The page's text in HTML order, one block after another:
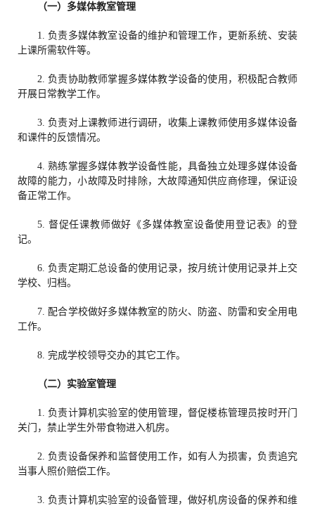
（一）多媒体教室管理
1. 负责多媒体教室设备的维护和管理工作，更新系统、安装
上课所需软件等。
2. 负责协助教师掌握多媒体教学设备的使用，积极配合教师
开展日常教学工作。
3. 负责对上课教师进行调研，收集上课教师使用多媒体设备
和课件的反馈情况。
4. 熟练掌握多媒体教学设备性能，具备独立处理多媒体设备
故障的能力，小故障及时排除，大故障通知供应商修理，保证设
备正常工作。
5. 督促任课教师做好《多媒体教室设备使用登记表》的登
记。
6. 负责定期汇总设备的使用记录，按月统计使用记录并上交
学校、归档。
7. 配合学校做好多媒体教室的防火、防盗、防雷和安全用电
工作。
8. 完成学校领导交办的其它工作。
（二）实验室管理
1. 负责计算机实验室的使用管理，督促楼栋管理员按时开门
关门，禁止学生外带食物进入机房。
2. 负责设备保养和监督使用工作，如有人为损害，负责追究
当事人照价赔偿工作。
3. 负责计算机实验室的设备管理，做好机房设备的保养和维